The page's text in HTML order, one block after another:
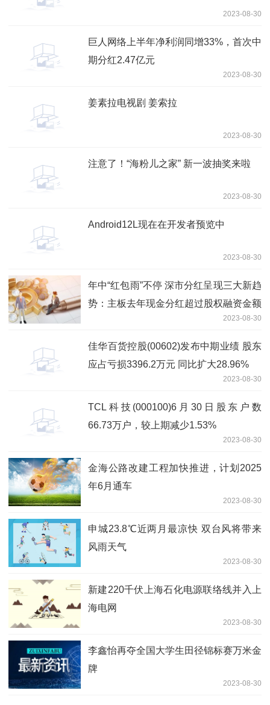
2023-08-30
巨人网络上半年净利润同增33%，首次中
期分红2.47亿元
2023-08-30
姜素拉电视剧 姜索拉
2023-08-30
注意了！“海粉儿之家” 新一波抽奖来啦
2023-08-30
Android12L现在在开发者预览中
2023-08-30
年中“红包雨”不停 深市分红呈现三大新趋
势：主板去年现金分红超过股权融资金额
2023-08-30
佳华百货控股(00602)发布中期业绩 股东
应占亏损3396.2万元 同比扩大28.96%
2023-08-30
TCL科技(000100)6月30日股东户数
66.73万户，较上期减少1.53%
2023-08-30
金海公路改建工程加快推进，计划2025
年6月通车
2023-08-30
申城23.8℃近两月最凉快 双台风将带来
风雨天气
2023-08-30
新建220千伏上海石化电源联络线并入上
海电网
2023-08-30
李鑫怡再夺全国大学生田径锦标赛万米金
牌
2023-08-30